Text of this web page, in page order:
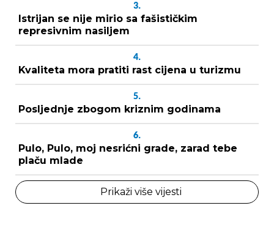
3.
Istrijan se nije mirio sa fašističkim
represivnim nasiljem
4.
Kvaliteta mora pratiti rast cijena u turizmu
5.
Posljednje zbogom kriznim godinama
6.
Pulo, Pulo, moj nesrićni grade, zarad tebe
plaču mlade
Prikaži više vijesti